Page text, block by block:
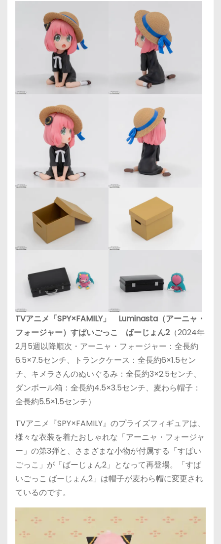
TVアニメ「SPY×FAMILY」 Luminasta（アーニャ・
フォージャー）すぱいごっこ ばーじょん2（2024年
2月5週以降順次・アーニャ・フォージャー：全長約
6.5×7.5センチ、トランクケース：全長約6×1.5セン
チ、キメラさんのぬいぐるみ：全長約3×2.5センチ、
ダンボール箱：全長約4.5×3.5センチ、麦わら帽子：
全長約5.5×1.5センチ）
TVアニメ『SPY×FAMILY』のプライズフィギュアは、
様々な衣装を着たおしゃれな「アーニャ・フォージャ
ー」の第3弾と、さまざまな小物が付属する「すぱい
ごっこ」が「ばーじょん2」となって再登場。「すぱ
いごっこ ばーじょん2」は帽子が麦わら帽に変更され
ているのです。